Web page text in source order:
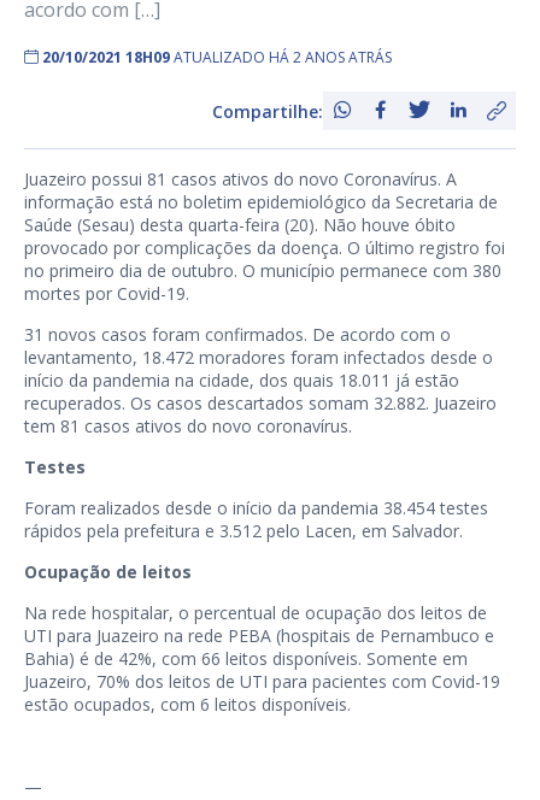
acordo com […]
20/10/2021 18H09ATUALIZADO HÁ 2 ANOS ATRÁS
Compartilhe:
Juazeiro possui 81 casos ativos do novo Coronavírus. A
informação está no boletim epidemiológico da Secretaria de
Saúde (Sesau) desta quarta-feira (20). Não houve óbito
provocado por complicações da doença. O último registro foi
no primeiro dia de outubro. O município permanece com 380
mortes por Covid-19.
31 novos casos foram confirmados. De acordo com o
levantamento, 18.472 moradores foram infectados desde o
início da pandemia na cidade, dos quais 18.011 já estão
recuperados. Os casos descartados somam 32.882. Juazeiro
tem 81 casos ativos do novo coronavírus.
Testes
Foram realizados desde o início da pandemia 38.454 testes
rápidos pela prefeitura e 3.512 pelo Lacen, em Salvador.
Ocupação de leitos
Na rede hospitalar, o percentual de ocupação dos leitos de
UTI para Juazeiro na rede PEBA (hospitais de Pernambuco e
Bahia) é de 42%, com 66 leitos disponíveis. Somente em
Juazeiro, 70% dos leitos de UTI para pacientes com Covid-19
estão ocupados, com 6 leitos disponíveis.
—